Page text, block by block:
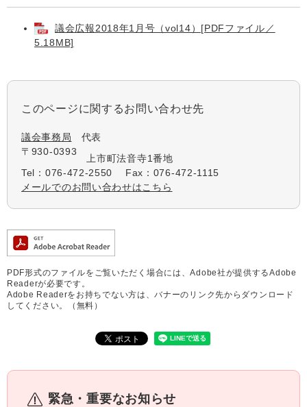
議会広報2018年1月号（vol14）[PDFファイル／
5.18MB]
このページに関するお問い合わせ先
議会事務局
代表
〒930-0393
上市町法音寺1番地
Tel：076-472-2550
Fax：076-472-1115
メールでのお問い合わせはこちら
PDF形式のファイルをご覧いただく場合には、Adobe社が提供するAdobe
Readerが必要です。
Adobe Readerをお持ちでない方は、バナーのリンク先からダウンロード
してください。（無料）
緊急・重要なお知らせ